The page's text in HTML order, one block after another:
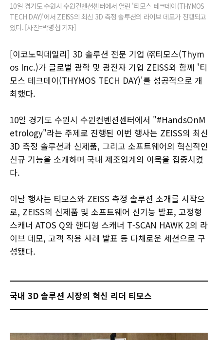
10일 경기도 수원시 수원컨벤션센터에서 열린 '티모스 테크데이(THYMOS
TECH DAY)'에서 ZEISS의 최신 3D 측정 솔루션의 라이브 데모가 진행되고
있다. [사진=박명섭 기자]
[이코노믹데일리] 3D 솔루션 전문 기업 ㈜티모스(Thym
os Inc.)가 글로벌 광학 및 광전자 기업 ZEISS와 함께 '티
모스 테크데이(THYMOS TECH DAY)'를 성공적으로 개
최했다.
10일 경기도 수원시 수원컨벤션센터에서 "#HandsOnM
etrology"라는 주제로 진행된 이번 행사는 ZEISS의 최신
3D 측정 솔루션과 신제품, 그리고 소프트웨어의 혁신적인
신규 기능을 소개하며 국내 제조업계의 이목을 집중시켰
다.
이날 행사는 티모스와 ZEISS 측정 솔루션 소개를 시작으
로, ZEISS의 신제품 및 소프트웨어 신기능 발표, 고정형
스캐너 ATOS Q와 핸디형 스캐너 T-SCAN HAWK 2의 라
이브 데모, 고객 적용 사례 발표 등 다채로운 세션으로 구
성됐다.
국내 3D 솔루션 시장의 혁신 리더 티모스